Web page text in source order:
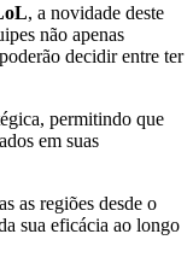
, a novidade deste
não apenas
decidir entre ter
permitindo que
em suas
as regiões desde o
sua eficácia ao longo